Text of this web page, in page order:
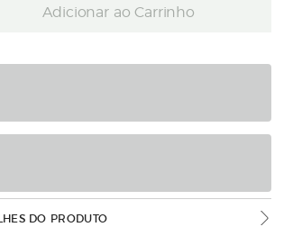
Adicionar ao Carrinho
DO PRODUTO